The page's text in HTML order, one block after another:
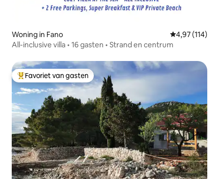
Woning in Fano Gemiddelde
4,97 (114)
All-inclusive villa • 16 gasten • Strand en centrum
Topfavoriet van gasten
Favoriet van gasten